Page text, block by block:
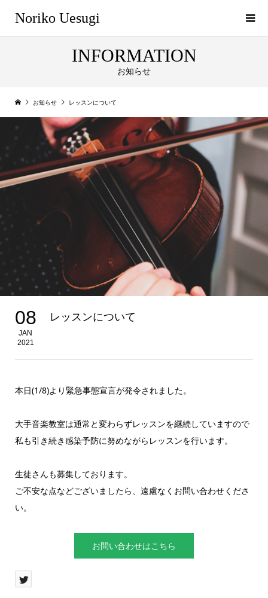
Noriko Uesugi
INFORMATION
お知らせ
お知らせ レッスンについて
08
JAN
2021
レッスンについて
本日(1/8)より緊急事態宣言が発令されました。
大手音楽教室は通常と変わらずレッスンを継続していますので
私も引き続き感染予防に努めながらレッスンを行います。
生徒さんも募集しております。
ご不安な点などございましたら、遠慮なくお問い合わせくださ
い。
お問い合わせはこちら